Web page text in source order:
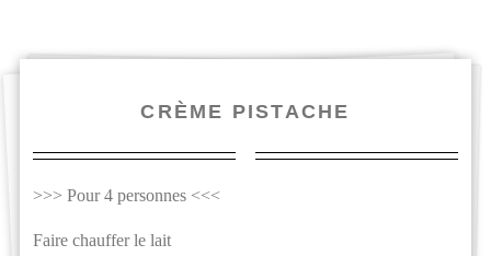
CRÈME PISTACHE
>>> Pour 4 personnes <<<
Faire chauffer le lait